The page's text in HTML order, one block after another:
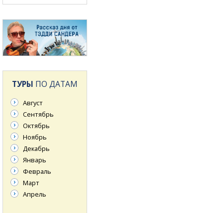
ТУРЫ ПО ДАТАМ
Август
Сентябрь
Октябрь
Ноябрь
Декабрь
Январь
Февраль
Март
Апрель